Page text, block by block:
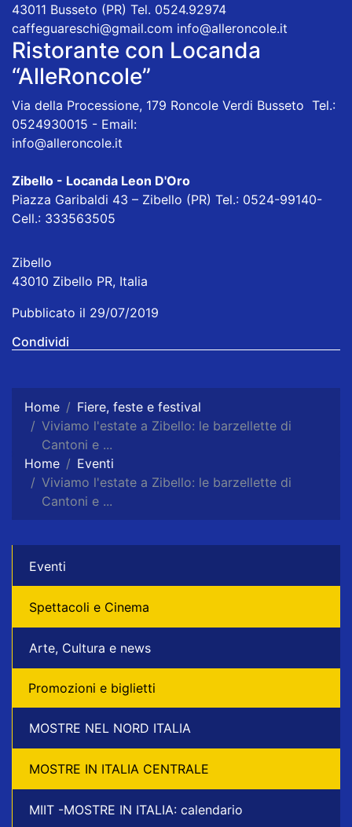
43011 Busseto (PR) Tel. 0524.92974
caffeguareschi@gmail.com info@alleroncole.it
Ristorante con Locanda
“AlleRoncole”
Via della Processione, 179 Roncole Verdi Busseto Tel.:
0524930015 - Email:
info@alleroncole.it
Zibello - Locanda Leon D'Oro
Piazza Garibaldi 43 – Zibello (PR) Tel.: 0524-99140-
Cell.: 333563505
Zibello
43010 Zibello PR, Italia
Pubblicato il 29/07/2019
Condividi
Home
Fiere, feste e festival
Viviamo l'estate a Zibello: le barzellette di
Cantoni e ...
Home
Eventi
Viviamo l'estate a Zibello: le barzellette di
Cantoni e ...
Eventi
Spettacoli e Cinema
Arte, Cultura e news
Promozioni e biglietti
MOSTRE NEL NORD ITALIA
MOSTRE IN ITALIA CENTRALE
MIIT -MOSTRE IN ITALIA: calendario